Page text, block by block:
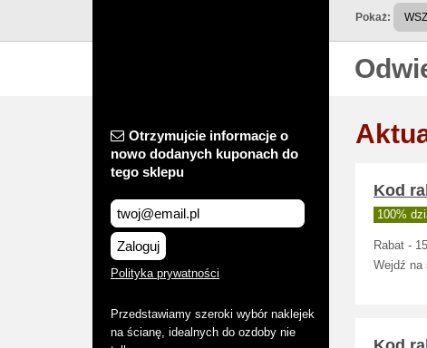
Pokaż:
Otrzymujcie informacje o
nowo dodanych kuponach do
tego sklepu
Zaloguj
Polityka prywatności
Przedstawiamy szeroki wybór naklejek
na ścianę, idealnych do ozdoby nie
Kod
100%
Rabat -
Wejdź na